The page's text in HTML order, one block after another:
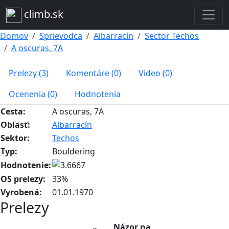
climb.sk
Domov Sprievodca Albarracín
Sector Techos
A oscuras, 7A
Prelezy (3) Komentáre (0)
Video (0)
Ocenenia (0)
Hodnotenia
Cesta:
A oscuras, 7A
Oblasť:
Albarracín
Sektor:
Techos
Typ:
Bouldering
Hodnotenie:
OS prelezy:
33%
Vyrobená:
01.01.1970
Prelezy